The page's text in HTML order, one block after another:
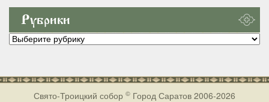
Рубрики
Рубрики
Свято-Троицкий собор © Город Саратов 2006-2026